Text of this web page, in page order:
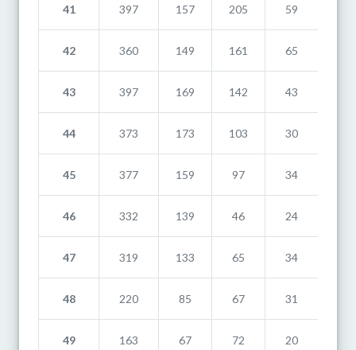
41 397 157 205 59
42 360 149 161 65
43 397 169 142 43
44 373 173 103 30
45 377 159 97 34
46 332 139 46 24
47 319 133 65 34
48 220 85 67 31
49 163 67 72 20